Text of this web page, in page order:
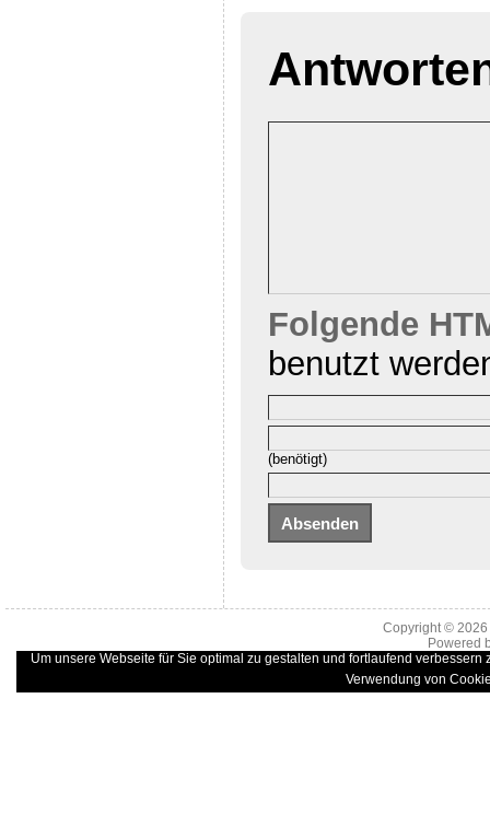
Folgende
benutzt
(benötigt)
Copyright ©
Powered
Um unsere Webseite für Sie optimal zu gestalten und fortlaufend
Verwendung von